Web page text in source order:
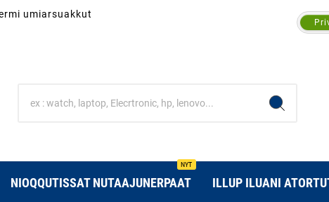
umiarsuakkut
NIOQQUTISSAT NUTAAJUNERPAAT
NYT
ILLUP ILUANI